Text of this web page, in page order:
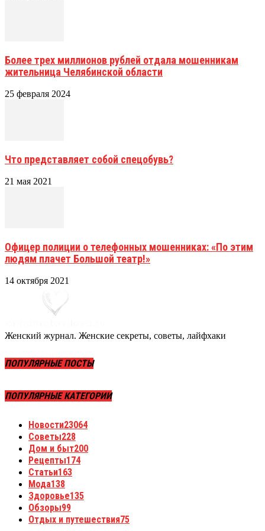
Более трех миллионов рублей отдала мошенникам
жительница Челябинской области
25 февраля 2024
Что представляет собой спецобувь?
21 мая 2021
Офицер полиции о телефонных мошенниках: «По этим
людям плачет Большой театр!»
14 октября 2021
Женский журнал. Женские секреты, советы, лайфхаки
ПОПУЛЯРНЫЕ ПОСТЫ
ПОПУЛЯРНЫЕ КАТЕГОРИИ
Новости23064
Советы228
Дом и быт200
Рецепты174
Статьи163
Мода138
Здоровье135
Обзоры99
Отдых и путешествия75